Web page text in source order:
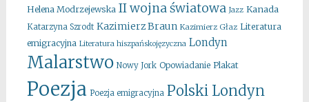
Helena Modrzejewska II wojna światowa Jazz Kanada
Katarzyna Szrodt Kazimierz Braun Kazimierz Głaz Literatura
emigracyjna Literatura hiszpańskojęzyczna Londyn
Malarstwo Nowy Jork Opowiadanie Plakat
Poezja Poezja emigracyjna Polski Londyn